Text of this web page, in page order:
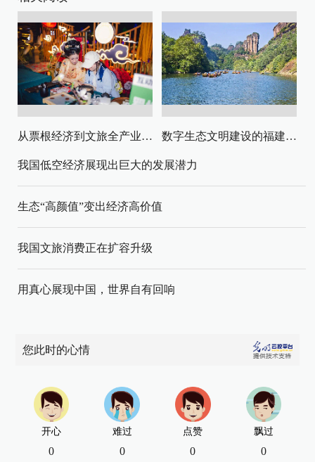
从票根经济到文旅全产业链升级 数字生态文明建设的福建路径与启示
我国低空经济展现出巨大的发展潜力
生态“高颜值”变出经济高价值
我国文旅消费正在扩容升级
用真心展现中国，世界自有回响
您此时的心情
开心
0
难过
0
点赞
0
飘过
0